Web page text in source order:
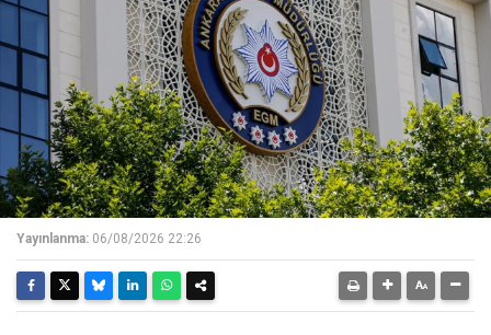
Yayınlanma: 06/08/2026 22:26